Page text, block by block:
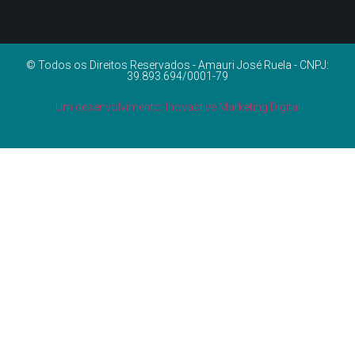
© Todos os Direitos Reservados - Amauri José Ruela - CNPJ:
39.893.694/0001-79
Um desenvolvimento: Inovactive Marketing Digital